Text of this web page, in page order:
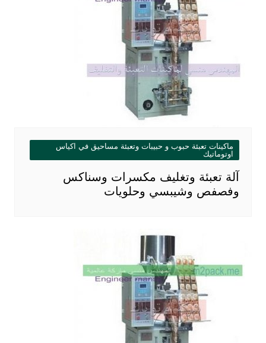
ماكينات تعبئة حبوب و حبيبات وتعبئة مساحيق في اكياس
اوتوماتيك
آلة تعبئة وتغليف مكسرات وسناكس
وفصفص وشيبسي وحلويات